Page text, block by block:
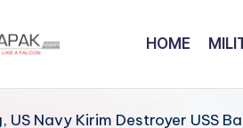
HOME